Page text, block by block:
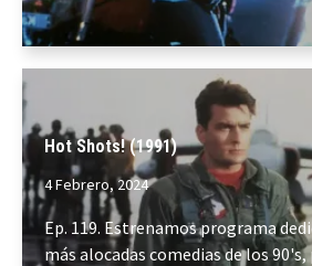
Hot Shots! (1991)
4 Febrero, 2024
Ep. 119. Estrenamos programa
más alocadas comedias de los